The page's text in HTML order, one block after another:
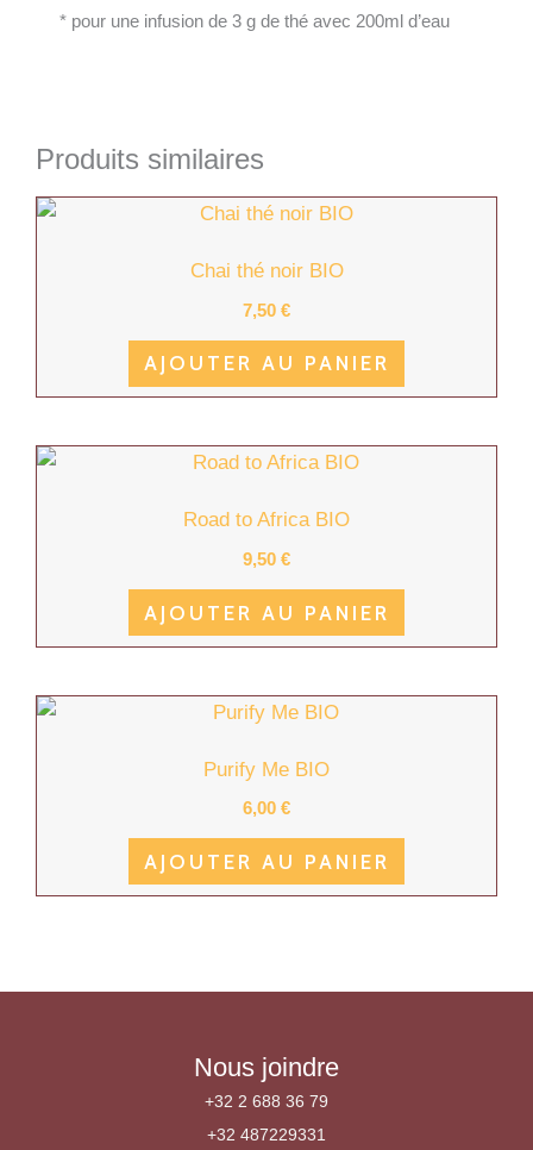
* pour une infusion de 3 g de thé avec 200ml d’eau
Produits similaires
Chai thé noir BIO
7,50 €
AJOUTER AU PANIER
Road to Africa BIO
9,50 €
AJOUTER AU PANIER
Purify Me BIO
6,00 €
AJOUTER AU PANIER
Nous joindre
+32 2 688 36 79
+32 487229331